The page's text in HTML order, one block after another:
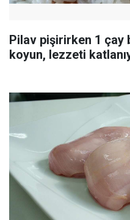
Pilav pişirirken 1 çay
koyun, lezzeti